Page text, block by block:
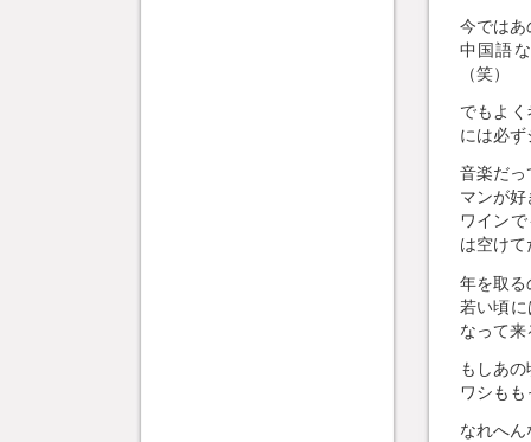
今ではあ
中国語
（笑）
でもよ
には必
音楽だっ
マンが
ワイン
は空け
年を取る
若い頃
なって来
もしあ
ワシも
なれへ